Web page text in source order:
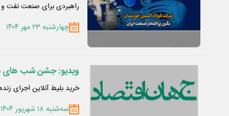
راهبردی برای صنعت نفت و
چهارشنبه ۲۳ مهر ۱۴۰۴
ویدیو: جشن شب های
خرید بلیط آنلاین اجرای
سه‌شنبه ۱۸ شهریور ۱۴۰۴